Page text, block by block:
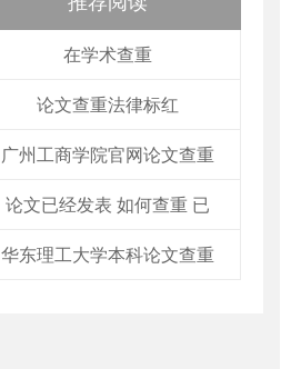
在学术查重
论文查重法律标红
广州工商学院官网论文查重
论文已经发表 如何查重 已
华东理工大学本科论文查重